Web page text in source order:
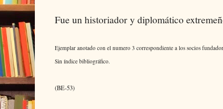
Fue un historiador y diplomático
Ejemplar anotado con el numero 3 correspondiente a los socios
Sin índice bibliográfico.
(BE-53)